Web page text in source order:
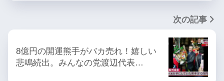
次の記事
8億円の開運熊手がバカ売れ！嬉しい
悲鳴続出。みんなの党渡辺代表…